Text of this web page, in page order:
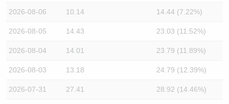
2026-08-06 10.14 14.44 (7.22%)
2026-08-05 14.43 23.03 (11.52%)
2026-08-04 14.01 23.79 (11.89%)
2026-08-03 13.18 24.79 (12.39%)
2026-07-31 27.41 28.92 (14.46%)